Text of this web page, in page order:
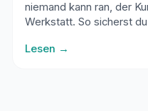
niemand kann ran, der
Werkstatt. So sicherst
Lesen →